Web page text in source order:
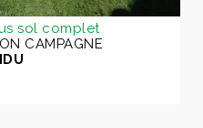
sol complet
CAMPAGNE